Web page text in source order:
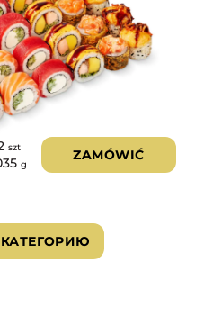
szt
g
ZAMÓWIĆ